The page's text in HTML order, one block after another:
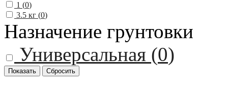
1 (0)
3.5 кг (0)
Назначение грунтовки
Универсальная (0)